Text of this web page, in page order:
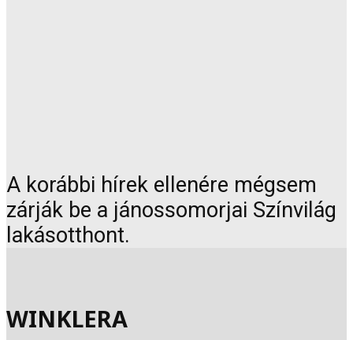
A korábbi hírek ellenére mégsem
zárják be a jánossomorjai Színvilág
lakásotthont.
WINKLERA